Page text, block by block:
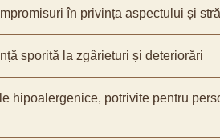
în privința aspectului și
sporită la zgârieturi și deteriorări
hipoalergenice, potrivite pentru